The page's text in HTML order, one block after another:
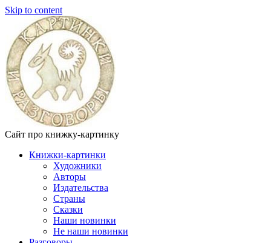
Skip to content
Сайт про книжку-картинку
Книжки-картинки
Художники
Авторы
Издательства
Страны
Сказки
Наши новинки
Не наши новинки